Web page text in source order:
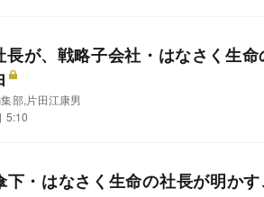
長が、戦略子会社・はなさく生命
部,片田江康男
5:10
下・はなさく生命の社長が明かす